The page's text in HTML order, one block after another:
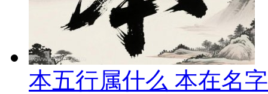
本五行属什么 本在名